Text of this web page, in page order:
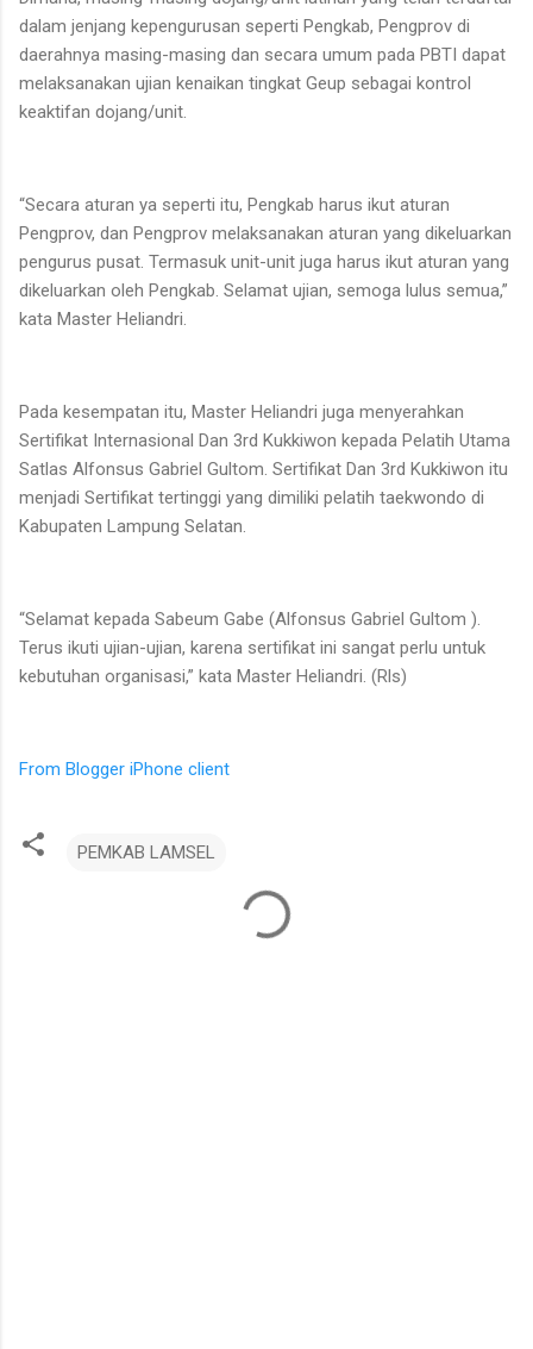
dalam jenjang kepengurusan seperti Pengkab, Pengprov di
daerahnya masing-masing dan secara umum pada PBTI dapat
melaksanakan ujian kenaikan tingkat Geup sebagai kontrol
keaktifan dojang/unit.
“Secara aturan ya seperti itu, Pengkab harus ikut aturan
Pengprov, dan Pengprov melaksanakan aturan yang dikeluarkan
pengurus pusat. Termasuk unit-unit juga harus ikut aturan yang
dikeluarkan oleh Pengkab. Selamat ujian, semoga lulus semua,”
kata Master Heliandri.
Pada kesempatan itu, Master Heliandri juga menyerahkan
Sertifikat Internasional Dan 3rd Kukkiwon kepada Pelatih Utama
Satlas Alfonsus Gabriel Gultom. Sertifikat Dan 3rd Kukkiwon itu
menjadi Sertifikat tertinggi yang dimiliki pelatih taekwondo di
Kabupaten Lampung Selatan.
“Selamat kepada Sabeum Gabe (Alfonsus Gabriel Gultom ).
Terus ikuti ujian-ujian, karena sertifikat ini sangat perlu untuk
kebutuhan organisasi,” kata Master Heliandri. (Rls)
From Blogger iPhone client
PEMKAB LAMSEL